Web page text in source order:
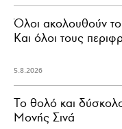
Όλοι ακολουθούν
Και όλοι τους
5.8.2026
Το θολό και
Μονής Σινά